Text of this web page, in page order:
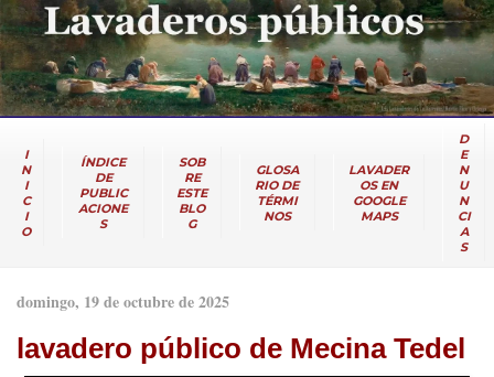
I
N
I
C
I
O
ÍNDICE
DE
PUBLIC
ACIONE
S
SOB
RE
ESTE
BLO
G
GLOSA
RIO DE
TÉRMI
NOS
LAVADER
OS EN
GOOGLE
MAPS
D
E
N
U
N
CI
A
S
domingo, 19 de octubre de 2025
lavadero público de Mecina Tedel